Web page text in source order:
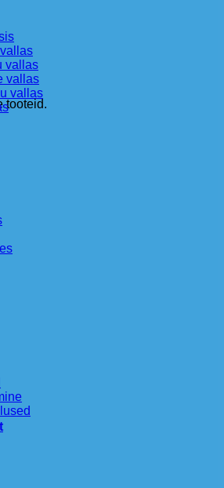
tooteid.
vallas
vallas
vallas